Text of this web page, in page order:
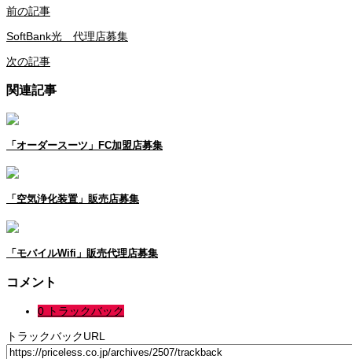
前の記事
SoftBank光 代理店募集
次の記事
関連記事
「オーダースーツ」FC加盟店募集
「空気浄化装置」販売店募集
「モバイルWifi」販売代理店募集
コメント
0 トラックバック
トラックバックURL